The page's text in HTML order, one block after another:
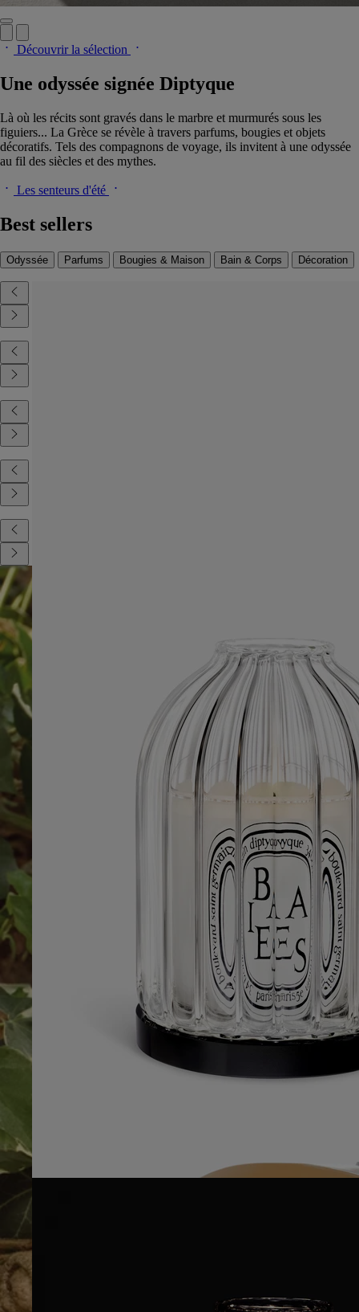
Découvrir la sélection
Une odyssée signée Diptyque
Là où les récits sont gravés dans le marbre et murmurés sous les
figuiers... La Grèce se révèle à travers parfums, bougies et objets
décoratifs. Tels des compagnons de voyage, ils invitent à une odyssée
au fil des siècles et des mythes.
Les senteurs d'été
Best sellers
Odyssée Parfums Bougies & Maison Bain & Corps Décoration